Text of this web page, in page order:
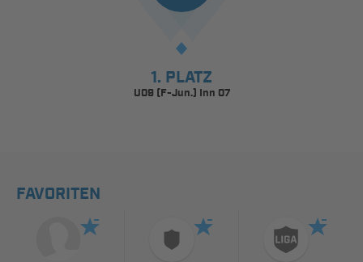
1. PLATZ
U09 (F-Jun.) Inn 07
FAVORITEN